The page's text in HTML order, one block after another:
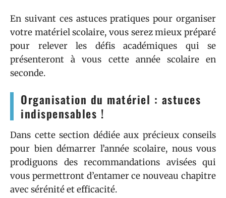
En suivant ces astuces pratiques pour organiser
votre matériel scolaire, vous serez mieux préparé
pour relever les défis académiques qui se
présenteront à vous cette année scolaire en
seconde.
Organisation du matériel : astuces
indispensables !
Dans cette section dédiée aux précieux conseils
pour bien démarrer l’année scolaire, nous vous
prodiguons des recommandations avisées qui
vous permettront d’entamer ce nouveau chapitre
avec sérénité et efficacité.